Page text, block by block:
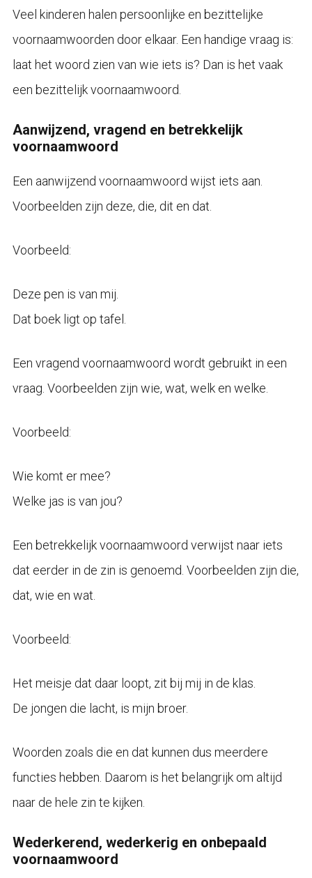
Veel kinderen halen persoonlijke en bezittelijke
voornaamwoorden door elkaar. Een handige vraag is:
laat het woord zien van wie iets is? Dan is het vaak
een bezittelijk voornaamwoord.
Aanwijzend, vragend en betrekkelijk
voornaamwoord
Een aanwijzend voornaamwoord wijst iets aan.
Voorbeelden zijn deze, die, dit en dat.
Voorbeeld:
Deze pen is van mij.
Dat boek ligt op tafel.
Een vragend voornaamwoord wordt gebruikt in een
vraag. Voorbeelden zijn wie, wat, welk en welke.
Voorbeeld:
Wie komt er mee?
Welke jas is van jou?
Een betrekkelijk voornaamwoord verwijst naar iets
dat eerder in de zin is genoemd. Voorbeelden zijn die,
dat, wie en wat.
Voorbeeld:
Het meisje dat daar loopt, zit bij mij in de klas.
De jongen die lacht, is mijn broer.
Woorden zoals die en dat kunnen dus meerdere
functies hebben. Daarom is het belangrijk om altijd
naar de hele zin te kijken.
Wederkerend, wederkerig en onbepaald
voornaamwoord